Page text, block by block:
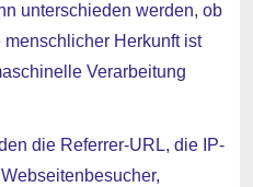
unterschieden werden, ob
Herkunft ist
Verarbeitung
die Referrer-URL, die IP-